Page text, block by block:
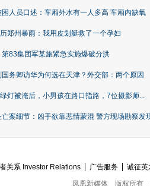
人员口述：车厢外水有一人多高 车厢内缺氧
郑州暴雨：我用皮划艇救了一个孕妇
83集团军某旅紧急实施爆破分洪
务卿访华为何选在天津？外交部：两个原因
灯被淹后，小男孩在路口指路，7位摄影师...
案细节：凶手欲靠悲情蒙混 警方现场勘察发
关系 Investor Relations 广告服务 诚征英
凤凰新媒体
版权所有